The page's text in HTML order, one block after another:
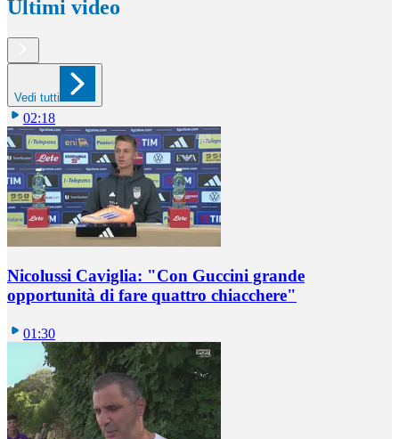
Ultimi video
Vedi tutti
02:18
Nicolussi Caviglia: "Con Guccini grande
opportunità di fare quattro chiacchere"
01:30